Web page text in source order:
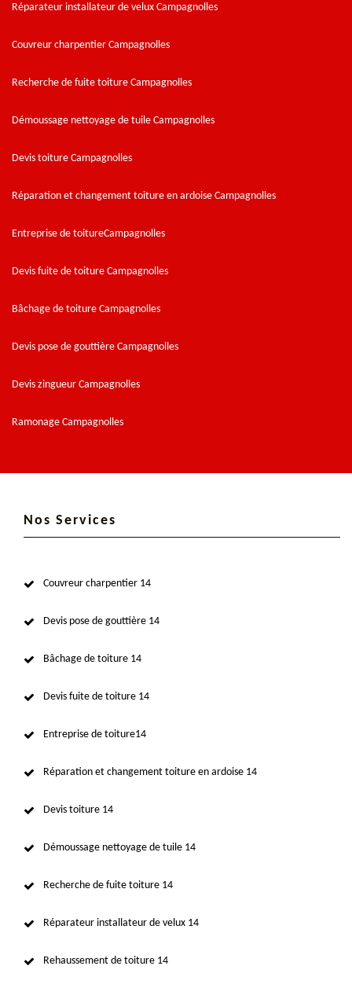
Réparateur installateur de velux Campagnolles
Couvreur charpentier Campagnolles
Recherche de fuite toiture Campagnolles
Démoussage nettoyage de tuile Campagnolles
Devis toiture Campagnolles
Réparation et changement toiture en ardoise Campagnolles
Entreprise de toitureCampagnolles
Devis fuite de toiture Campagnolles
Bâchage de toiture Campagnolles
Devis pose de gouttière Campagnolles
Devis zingueur Campagnolles
Ramonage Campagnolles
Nos Services
Couvreur charpentier 14
Devis pose de gouttière 14
Bâchage de toiture 14
Devis fuite de toiture 14
Entreprise de toiture14
Réparation et changement toiture en ardoise 14
Devis toiture 14
Démoussage nettoyage de tuile 14
Recherche de fuite toiture 14
Réparateur installateur de velux 14
Rehaussement de toiture 14